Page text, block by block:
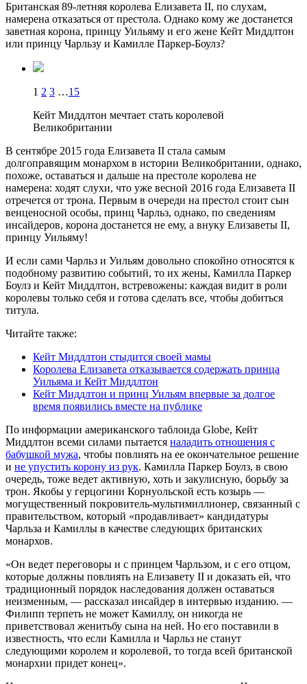
Британская 89-летняя королева Елизавета II, по слухам,
намерена отказаться от престола. Однако кому же достанется
заветная корона, принцу Уильяму и его жене Кейт Миддлтон
или принцу Чарльзу и Камилле Паркер-Боулз?
1 2 3 …15
Кейт Миддлтон мечтает стать королевой
Великобритании
В сентябре 2015 года Елизавета II стала самым
долгоправящим монархом в истории Великобритании, однако,
похоже, оставаться и дальше на престоле королева не
намерена: ходят слухи, что уже весной 2016 года Елизавета II
отречется от трона. Первым в очереди на престол стоит сын
венценосной особы, принц Чарльз, однако, по сведениям
инсайдеров, корона достанется не ему, а внуку Елизаветы II,
принцу Уильяму!
И если сами Чарльз и Уильям довольно спокойно относятся к
подобному развитию событий, то их жены, Камилла Паркер
Боулз и Кейт Миддлтон, встревожены: каждая видит в роли
королевы только себя и готова сделать все, чтобы добиться
титула.
Читайте также:
Кейт Миддлтон стыдится своей мамы
Королева Елизавета отказывается содержать принца
Уильяма и Кейт Миддлтон
Кейт Миддлтон и принц Уильям впервые за долгое
время появились вместе на публике
По информации американского таблоида Globe, Кейт
Миддлтон всеми силами пытается наладить отношения с
бабушкой мужа, чтобы повлиять на ее окончательное решение
и не упустить корону из рук. Камилла Паркер Боулз, в свою
очередь, тоже ведет активную, хоть и закулисную, борьбу за
трон. Якобы у герцогини Корнуольской есть козырь —
могущественный покровитель-мультимиллионер, связанный с
правительством, который «продавливает» кандидатуры
Чарльза и Камиллы в качестве следующих британских
монархов.
«Он ведет переговоры и с принцем Чарльзом, и с его отцом,
которые должны повлиять на Елизавету II и доказать ей, что
традиционный порядок наследования должен оставаться
неизменным, — рассказал инсайдер в интервью изданию. —
Филипп терпеть не может Камиллу, он никогда не
приветствовал женитьбу сына на ней. Но его поставили в
известность, что если Камилла и Чарльз не станут
следующими королем и королевой, то тогда всей британской
монархии придет конец».